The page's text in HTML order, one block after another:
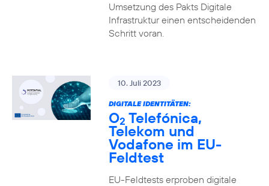
Umsetzung des Pakts Digitale
Infrastruktur einen entscheidenden
Schritt voran.
10. Juli 2023
DIGITALE IDENTITÄTEN:
O2 Telefónica,
Telekom und
Vodafone im EU-
Feldtest
EU-Feldtests erproben digitale